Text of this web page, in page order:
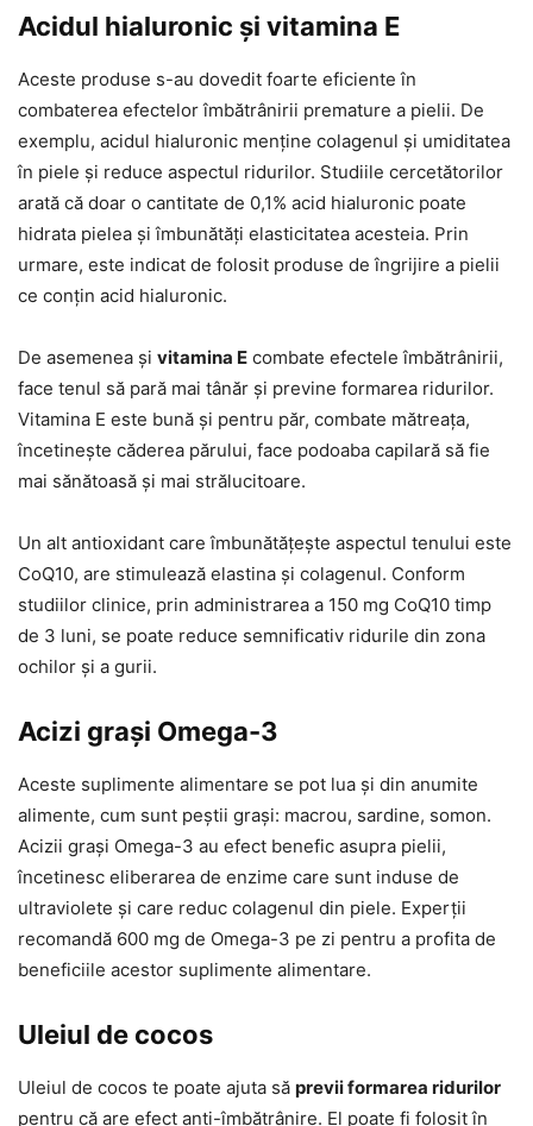
Acidul hialuronic și vitamina E
Aceste produse s-au dovedit foarte eficiente în
combaterea efectelor îmbătrânirii premature a pielii. De
exemplu, acidul hialuronic menține colagenul și umiditatea
în piele și reduce aspectul ridurilor. Studiile cercetătorilor
arată că doar o cantitate de 0,1% acid hialuronic poate
hidrata pielea și îmbunătăți elasticitatea acesteia. Prin
urmare, este indicat de folosit produse de îngrijire a pielii
ce conțin acid hialuronic.
De asemenea și vitamina E combate efectele îmbătrânirii,
face tenul să pară mai tânăr și previne formarea ridurilor.
Vitamina E este bună și pentru păr, combate mătreața,
încetinește căderea părului, face podoaba capilară să fie
mai sănătoasă și mai strălucitoare.
Un alt antioxidant care îmbunătățește aspectul tenului este
CoQ10, are stimulează elastina și colagenul. Conform
studiilor clinice, prin administrarea a 150 mg CoQ10 timp
de 3 luni, se poate reduce semnificativ ridurile din zona
ochilor și a gurii.
Acizi grași Omega-3
Aceste suplimente alimentare se pot lua și din anumite
alimente, cum sunt peștii grași: macrou, sardine, somon.
Acizii grași Omega-3 au efect benefic asupra pielii,
încetinesc eliberarea de enzime care sunt induse de
ultraviolete și care reduc colagenul din piele. Experții
recomandă 600 mg de Omega-3 pe zi pentru a profita de
beneficiile acestor suplimente alimentare.
Uleiul de cocos
Uleiul de cocos te poate ajuta să previi formarea ridurilor
pentru că are efect anti-îmbătrânire. El poate fi folosit în